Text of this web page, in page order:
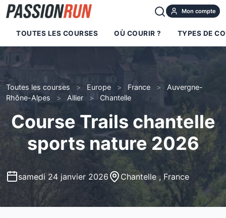
Mon compte
TOUTES LES COURSES OÙ COURIR ? TYPES DE
Toutes les courses > Europe > France >
Auvergne-
Rhône-Alpes
> Allier > Chantelle
Course Trails chantelle
sports nature 2026
samedi 24 janvier 2026 Chantelle , France